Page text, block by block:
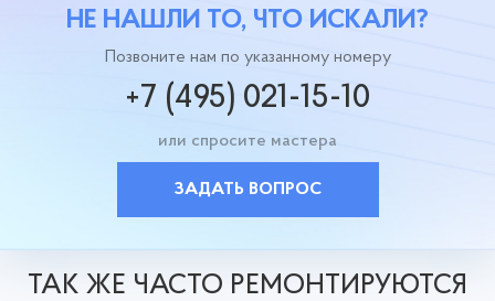
НЕ НАШЛИ ТО, ЧТО ИСКАЛИ?
Позвоните нам по указанному номеру
+7 (495) 021-15-10
или спросите мастера
ЗАДАТЬ ВОПРОС
ТАК ЖЕ ЧАСТО РЕМОНТИРУЮТСЯ